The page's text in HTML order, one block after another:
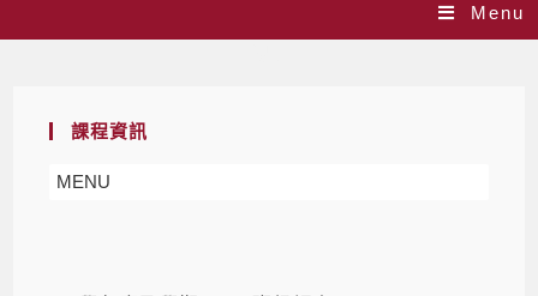
Menu
課程資訊
MENU